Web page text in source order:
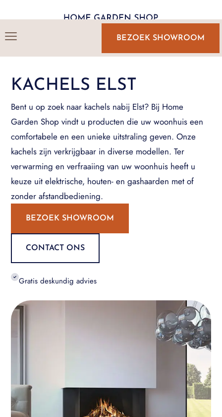
BEZOEK SHOWROOM
KACHELS ELST
Bent u op zoek naar kachels nabij Elst? Bij Home
Garden Shop vindt u producten die uw woonhuis een
comfortabele en een unieke uitstraling geven. Onze
kachels zijn verkrijgbaar in diverse modellen. Ter
verwarming en verfraaiing van uw woonhuis heeft u
keuze uit elektrische, houten- en gashaarden met of
zonder afstandbediening.
BEZOEK SHOWROOM
CONTACT ONS
Gratis deskundig advies